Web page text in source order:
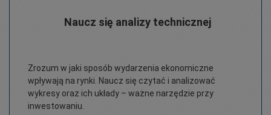
Naucz się analizy technicznej
Zrozum w jaki sposób wydarzenia ekonomiczne
wpływają na rynki. Naucz się czytać i analizować
wykresy oraz ich układy – ważne narzędzie przy
inwestowaniu.